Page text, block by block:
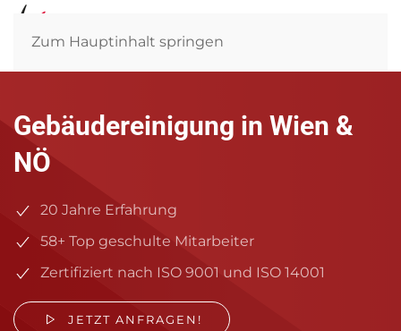
Zum Hauptinhalt springen
Gebäudereinigung in Wien &
NÖ
20 Jahre Erfahrung
58+ Top geschulte Mitarbeiter
Zertifiziert nach ISO 9001 und ISO 14001
JETZT ANFRAGEN!